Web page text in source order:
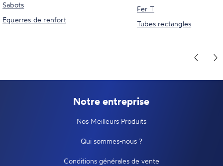
Sabots
Equerres de renfort
Fer T
Tubes rectangles
Notre entreprise
Nos Meilleurs Produits
Qui sommes-nous ?
Conditions générales de vente